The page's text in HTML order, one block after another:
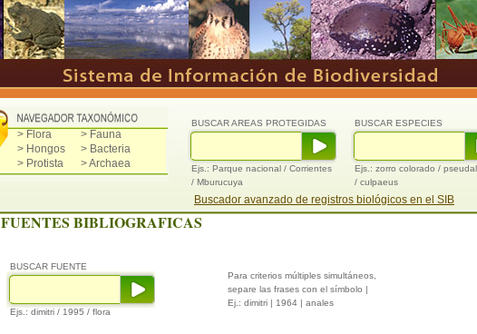
> Flora
> Fauna
> Hongos
> Bacteria
> Protista
> Archaea
BUSCAR ESPECIES
Ejs.: zorro colorado /
/ culpaeus
BUSCAR AREAS PROTEGIDAS
Ejs.: Parque nacional / Corrientes
/ Mburucuya
Buscador avanzado de registros biológicos en el SIB
FUENTES BIBLIOGRAFICAS
BUSCAR FUENTE
Ejs.: dimitri / 1995 / flora
Para criterios múltiples simultáneos,
separe las frases con el símbolo |
Ej.: dimitri | 1964 | anales